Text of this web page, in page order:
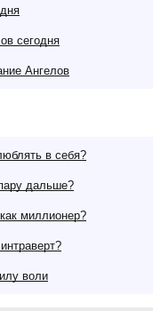
сегодня
Ангелов
в себя?
дальше?
миллионер?
воли